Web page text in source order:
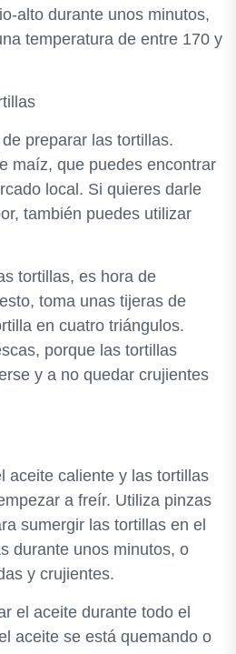
alto durante unos minutos,
temperatura de entre 170 y
preparar las tortillas.
maíz, que puedes encontrar
local. Si quieres darle
también puedes utilizar
tortillas, es hora de
toma unas tijeras de
en cuatro triángulos.
porque las tortillas
y a no quedar crujientes
aceite caliente y las tortillas
a freír. Utiliza pinzas
sumergir las tortillas en el
durante unos minutos, o
y crujientes.
el aceite durante todo el
aceite se está quemando o